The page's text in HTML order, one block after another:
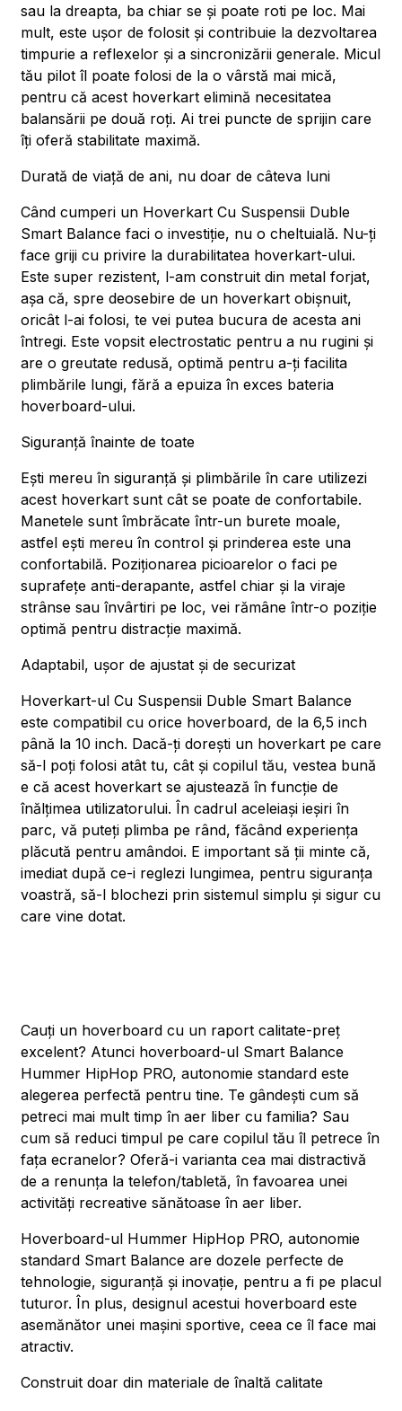
sau la dreapta, ba chiar se și poate roti pe loc. Mai
mult, este ușor de folosit și contribuie la dezvoltarea
timpurie a reflexelor și a sincronizării generale. Micul
tău pilot îl poate folosi de la o vârstă mai mică,
pentru că acest hoverkart elimină necesitatea
balansării pe două roți. Ai trei puncte de sprijin care
îți oferă stabilitate maximă.
Durată de viață de ani, nu doar de câteva luni
Când cumperi un Hoverkart Cu Suspensii Duble
Smart Balance faci o investiție, nu o cheltuială. Nu-ți
face griji cu privire la durabilitatea hoverkart-ului.
Este super rezistent, l-am construit din metal forjat,
așa că, spre deosebire de un hoverkart obișnuit,
oricât l-ai folosi, te vei putea bucura de acesta ani
întregi. Este vopsit electrostatic pentru a nu rugini și
are o greutate redusă, optimă pentru a-ți facilita
plimbările lungi, fără a epuiza în exces bateria
hoverboard-ului.
Siguranță înainte de toate
Ești mereu în siguranță și plimbările în care utilizezi
acest hoverkart sunt cât se poate de confortabile.
Manetele sunt îmbrăcate într-un burete moale,
astfel ești mereu în control și prinderea este una
confortabilă. Poziționarea picioarelor o faci pe
suprafețe anti-derapante, astfel chiar și la viraje
strânse sau învârtiri pe loc, vei rămâne într-o poziție
optimă pentru distracție maximă.
Adaptabil, ușor de ajustat și de securizat
Hoverkart-ul Cu Suspensii Duble Smart Balance
este compatibil cu orice hoverboard, de la 6,5 inch
până la 10 inch. Dacă-ți dorești un hoverkart pe care
să-l poți folosi atât tu, cât și copilul tău, vestea bună
e că acest hoverkart se ajustează în funcție de
înălțimea utilizatorului. În cadrul aceleiași ieșiri în
parc, vă puteți plimba pe rând, făcând experiența
plăcută pentru amândoi. E important să ții minte că,
imediat după ce-i reglezi lungimea, pentru siguranța
voastră, să-l blochezi prin sistemul simplu și sigur cu
care vine dotat.
Cauți un hoverboard cu un raport calitate-preț
excelent? Atunci hoverboard-ul Smart Balance
Hummer HipHop PRO, autonomie standard este
alegerea perfectă pentru tine. Te gândești cum să
petreci mai mult timp în aer liber cu familia? Sau
cum să reduci timpul pe care copilul tău îl petrece în
fața ecranelor? Oferă-i varianta cea mai distractivă
de a renunța la telefon/tabletă, în favoarea unei
activități recreative sănătoase în aer liber.
Hoverboard-ul Hummer HipHop PRO, autonomie
standard Smart Balance are dozele perfecte de
tehnologie, siguranță și inovație, pentru a fi pe placul
tuturor. În plus, designul acestui hoverboard este
asemănător unei mașini sportive, ceea ce îl face mai
atractiv.
Construit doar din materiale de înaltă calitate